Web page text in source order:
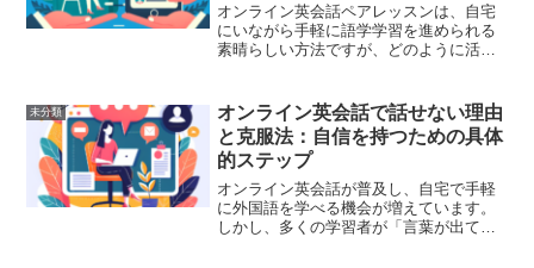
オンライン英会話ペアレッスンは、自宅
にいながら手軽に語学学習を進められる
素晴らしい方法ですが、どのように活用
どれを選べばいいのか迷うこともありま
す。この記事では、オンラ...
未分類
オンライン英会話で話せない理由
と克服法：自信を持つための具体
的ステップ
オンライン英会話が普及し、自宅で手軽
に外国語を学べる機会が増えています。
しかし、多くの学習者が「言葉が出てこ